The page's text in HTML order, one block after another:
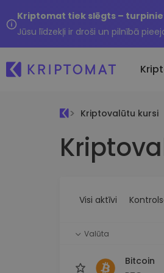
Kriptomat tiek slēgts –
Jūsu līdzekļi ir droši un pilnībā
Visas cenas
Vairāk nekā 300
Kriptovalūtu kursi
Visi aktīvi
Valūta
Bitcoin